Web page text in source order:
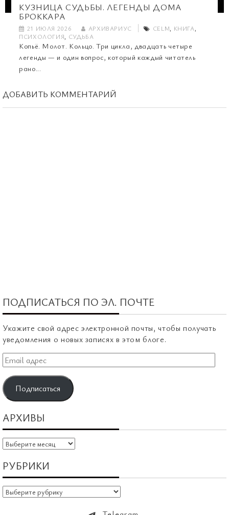
КУЗНИЦА СУДЬБЫ. ЛЕГЕНДЫ ДОМА
БРОККАРА
21 ИЮЛЯ 2026 АРХИВАРИУС CELM, КНИГА,
ПСИХОЛОГИЯ, СУДЬБА
Копьё. Молот. Кольцо. Три цикла, двадцать четыре
легенды — и один вопрос, который каждый читатель
рано...
ДОБАВИТЬ КОММЕНТАРИЙ
ПОДПИСАТЬСЯ ПО ЭЛ. ПОЧТЕ
Укажите свой адрес электронной почты, чтобы получать
уведомления о новых записях в этом блоге.
Email
адрес
Подписаться
АРХИВЫ
Архивы
РУБРИКИ
Рубрики